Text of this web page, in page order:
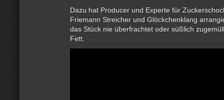
Dazu hat Producer und Experte für
Friemann Streicher und Glöckchenklang
das Stück nie überfrachtet oder süßlich
Fett.